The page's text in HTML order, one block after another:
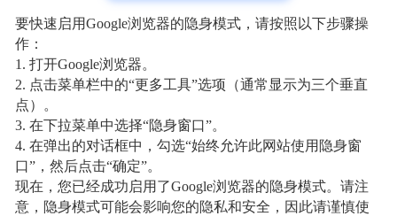
要快速启用Google浏览器的隐身模式，请按照以下步骤操
作：
1. 打开Google浏览器。
2. 点击菜单栏中的“更多工具”选项（通常显示为三个垂直
点）。
3. 在下拉菜单中选择“隐身窗口”。
4. 在弹出的对话框中，勾选“始终允许此网站使用隐身窗
口”，然后点击“确定”。
现在，您已经成功启用了Google浏览器的隐身模式。请注
意，隐身模式可能会影响您的隐私和安全，因此请谨慎使